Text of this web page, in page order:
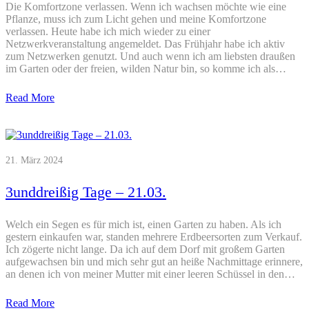
Die Komfortzone verlassen. Wenn ich wachsen möchte wie eine
Pflanze, muss ich zum Licht gehen und meine Komfortzone
verlassen. Heute habe ich mich wieder zu einer
Netzwerkveranstaltung angemeldet. Das Frühjahr habe ich aktiv
zum Netzwerken genutzt. Und auch wenn ich am liebsten draußen
im Garten oder der freien, wilden Natur bin, so komme ich als…
Read More
21. März 2024
3unddreißig Tage – 21.03.
Welch ein Segen es für mich ist, einen Garten zu haben. Als ich
gestern einkaufen war, standen mehrere Erdbeersorten zum Verkauf.
Ich zögerte nicht lange. Da ich auf dem Dorf mit großem Garten
aufgewachsen bin und mich sehr gut an heiße Nachmittage erinnere,
an denen ich von meiner Mutter mit einer leeren Schüssel in den…
Read More